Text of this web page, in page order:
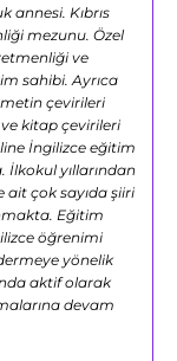
annesi. Kıbrıs
mezunu. Özel
ve
sahibi. Ayrıca
metin çevirileri
kitap çevirileri
İngilizce eğitim
İlkokul yıllarından
çok sayıda şiiri
Eğitim
öğrenimi
yönelik
aktif olarak
devam